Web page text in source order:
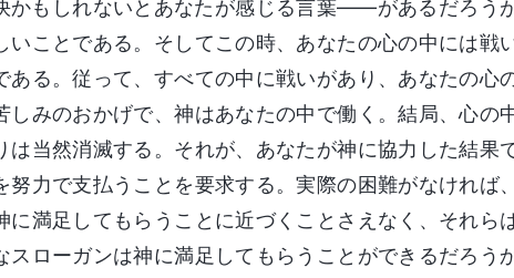
もしれないとあなたが感じる言葉――があるだろう
いことである。そしてこの時、あなたの心の中には戦
ある。従って、すべての中に戦いがあり、あなたの心
しみのおかげで、神はあなたの中で働く。結局、心の
は当然消滅する。それが、あなたが神に協力した結果
努力で支払うことを要求する。実際の困難がなければ
に満足してもらうことに近づくことさえなく、それら
スローガンは神に満足してもらうことができるだろう